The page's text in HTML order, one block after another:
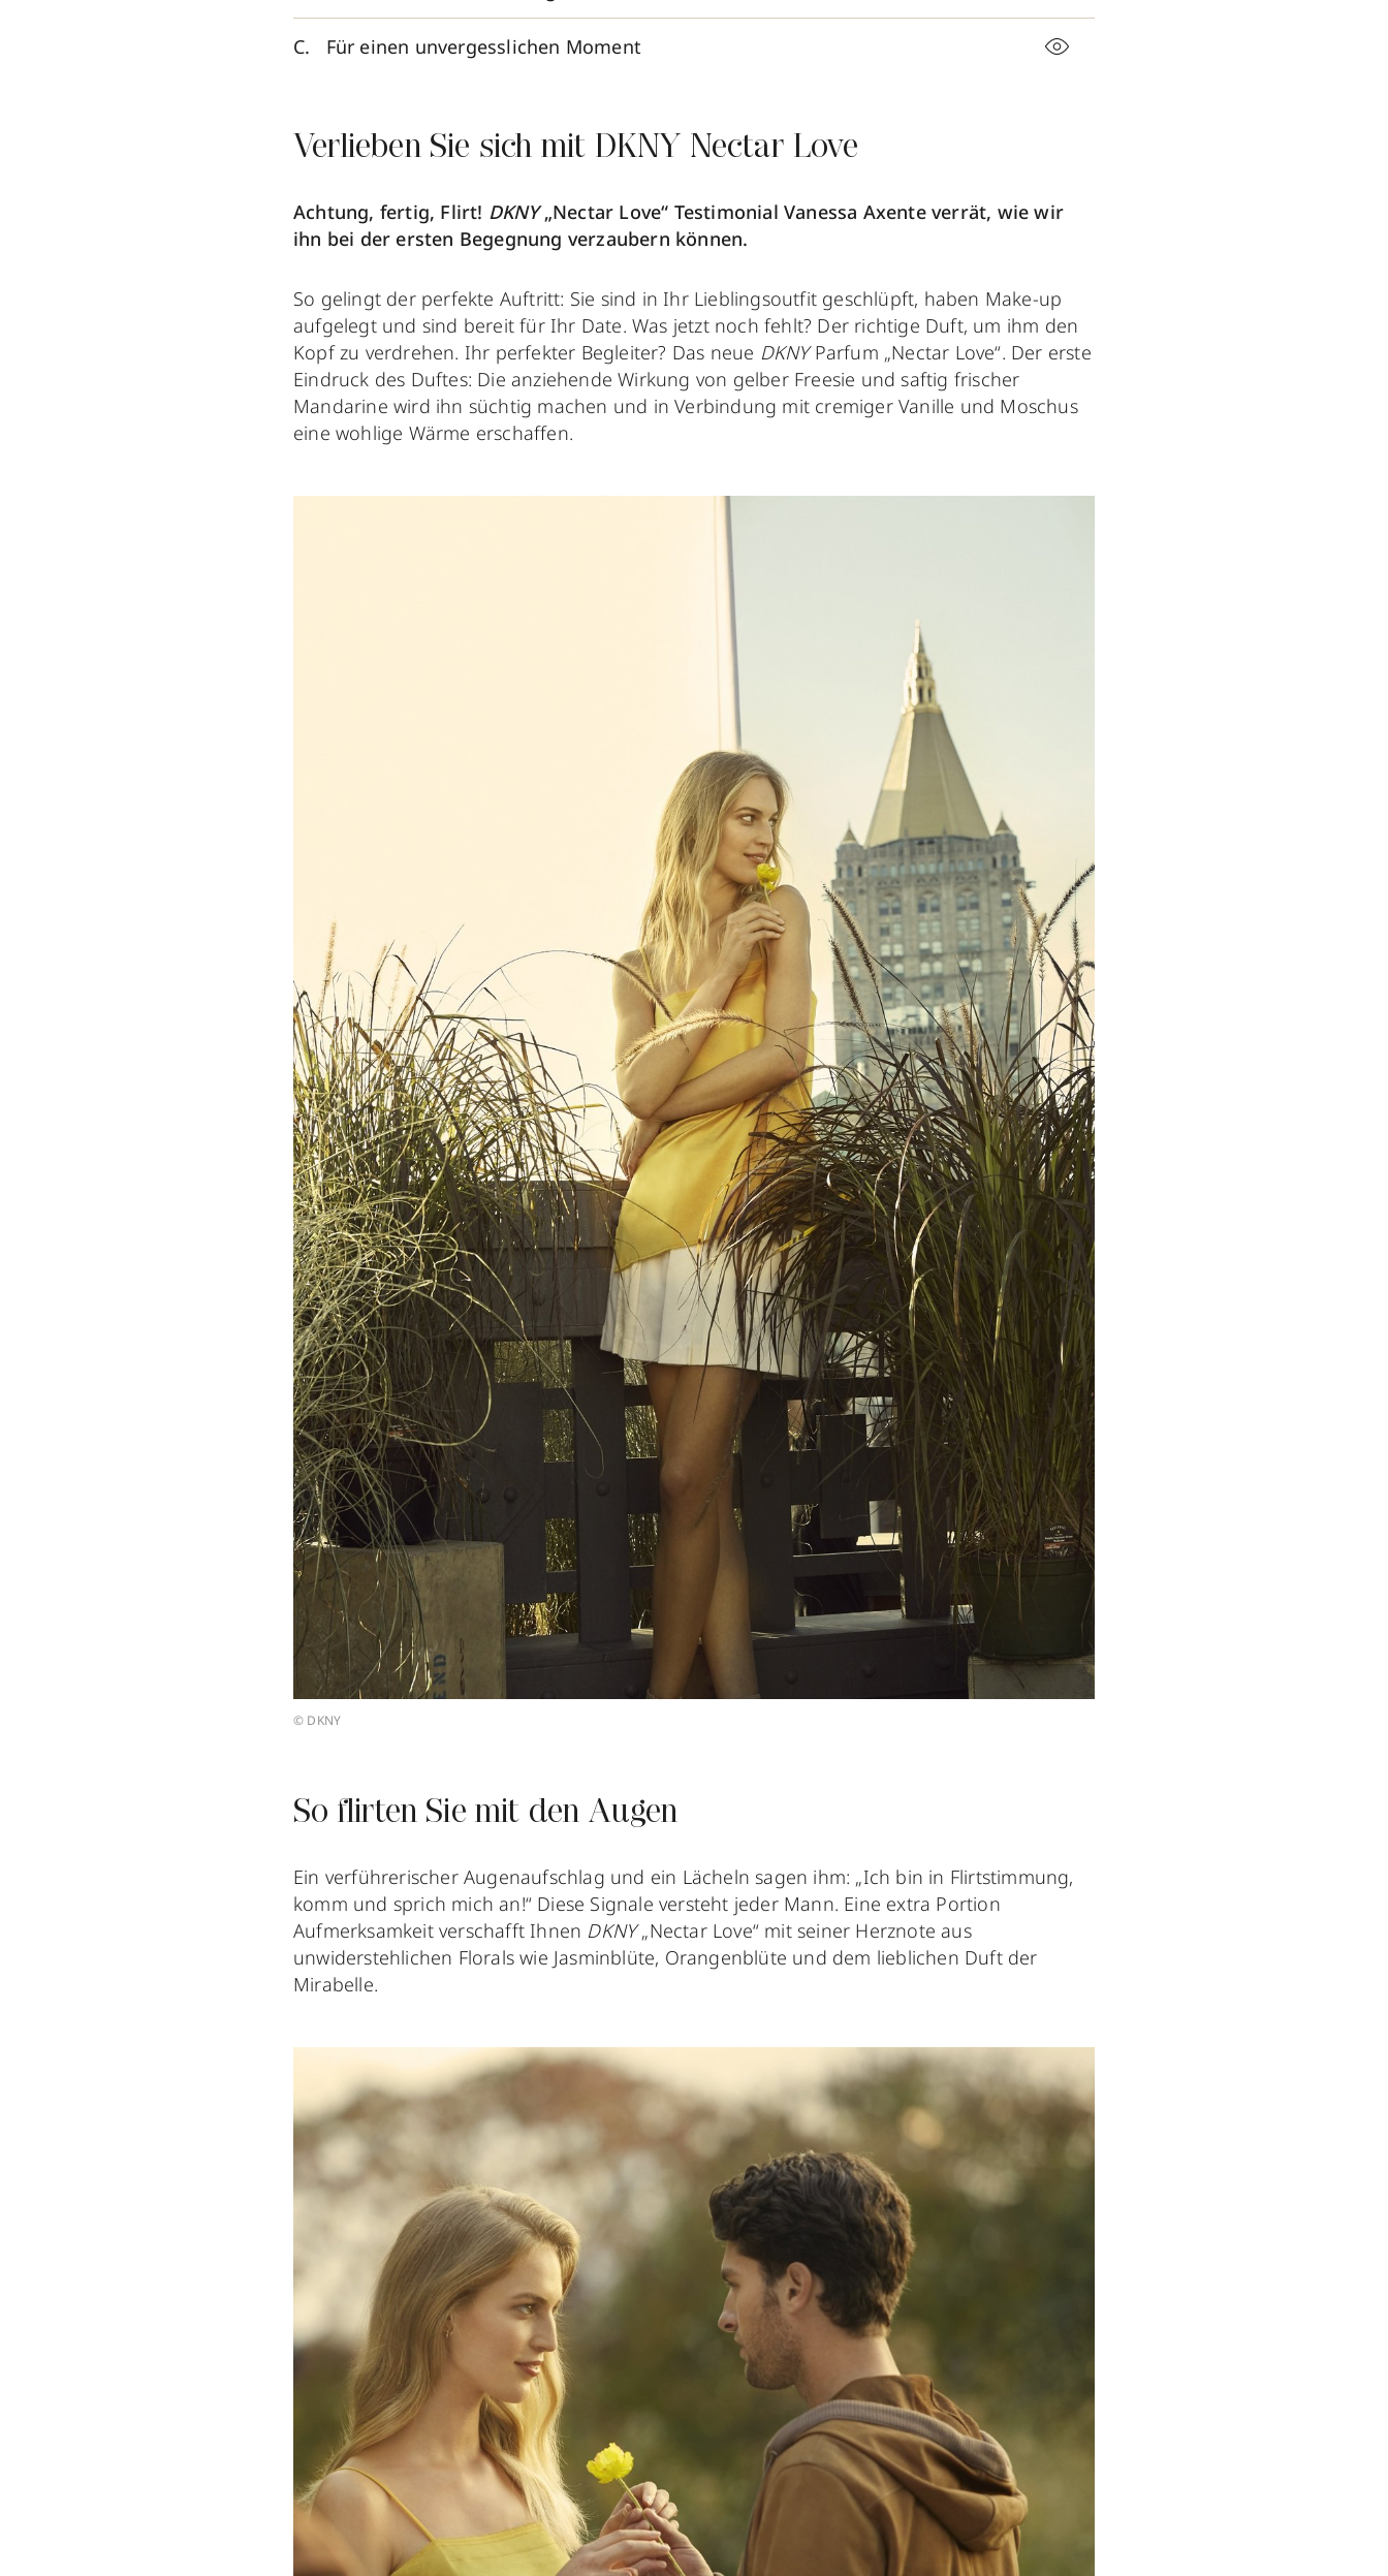
Für einen unvergesslichen Moment
Verlieben Sie sich mit DKNY Nectar Love
Achtung, fertig, Flirt! DKNY„Nectar Love“ Testimonial Vanessa Axente verrät, wie wir
ihn bei der ersten Begegnung verzaubern können.
So gelingt der perfekte Auftritt: Sie sind in Ihr Lieblingsoutfit geschlüpft, haben Make-up
aufgelegt und sind bereit für Ihr Date. Was jetzt noch fehlt? Der richtige Duft, um ihm den
Kopf zu verdrehen. Ihr perfekter Begleiter? Das neue DKNYParfum „Nectar Love“. Der erste
Eindruck des Duftes: Die anziehende Wirkung von gelber Freesie und saftig frischer
Mandarine wird ihn süchtig machen und in Verbindung mit cremiger Vanille und Moschus
eine wohlige Wärme erschaffen.
© DKNY
So flirten Sie mit den Augen
Ein verführerischer Augenaufschlag und ein Lächeln sagen ihm: „Ich bin in Flirtstimmung,
komm und sprich mich an!“ Diese Signale versteht jeder Mann. Eine extra Portion
Aufmerksamkeit verschafft Ihnen DKNY„Nectar Love“ mit seiner Herznote aus
unwiderstehlichen Florals wie Jasminblüte, Orangenblüte und dem lieblichen Duft der
Mirabelle.